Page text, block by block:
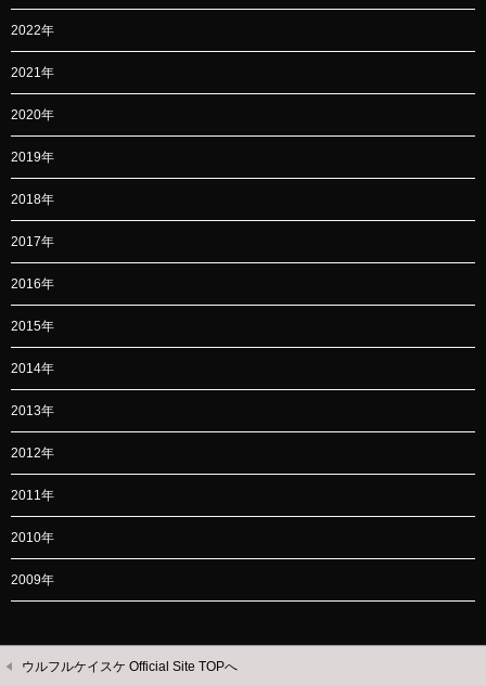
2022年
2021年
2020年
2019年
2018年
2017年
2016年
2015年
2014年
2013年
2012年
2011年
2010年
2009年
ウルフルケイスケ Official Site TOPへ